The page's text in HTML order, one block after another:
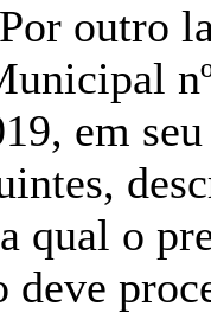
outro
em
qual o
deve